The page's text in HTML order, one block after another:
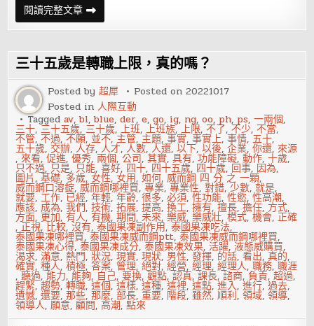
閱讀完整文章不
能
用
此
對
策
對
付
出
軌
男
人
三十五歲是轉職上限，真的嗎？
Posted by超犀 Posted on20221017
Posted in人際互動
Taggedav,bl,blue,der,e,go, ig, ng,oo, ph, ps,一兩個,
三十,三十五歲, 三十歲,上班,上班族,上限,不了,不少,不當,
不管,不過,不願,並不,主管,主題,事實,事實上,事情,五十,
五十歲, 交辦,人存,人才,人數,人還,以下,以後,企業,你還,來源
,來看,促進,優秀, 兩個,公司,其實,具有,功能障礙,動作,十歲,
只不過,只是, 只能,喜好, 四十, 四十五歲, 四十歲, 回事, 因為,
圖片,基礎, 多歲,女性,女用,如何,威而鋼 四 分 之 一顆,
威而鋼口溶錠,威而鋼哪裡買,專業,專業性,對錯,少數,就是,
就要,工作, 已經,年輕,年齡,很多,必須,性功能,性慾,性高潮,
應該, 成為,我們,技術,拓展,提高,換工,擁有,擅長,擔任, 方式,
方面, 更加,有人,有機,期間,未來,樂威,樂威壯,模式,機會,正確
,正視, 比較,沒有,泰國果凍副作用,泰國果凍吃法,
泰國果凍哪裡買,泰國果凍威而鋼ptt,泰國果凍威而鋼哪裡買,
泰國果凍心得,泰國果凍成分,泰國果凍效果,活躍,液態威購買,
渴求,滿意,熱門,狀況,現實,現狀, 男性,發揮, 的話,看出,真的,
確實,種人,積極,答案,管理,絕對,經營,經理,經理人,職務,職涯
,聽過,能力, 能夠, 自己,要換,觀點,認真,課長,諮商, 負責,超過,
趕緊,趨勢,轉職,這個,這樣,這種,這裡,這點,進入,進行,過去,
遺憾,還要,那些,那麼,部長,重要, 階段,雖然,順利,領域,領導,
領導人,願意,顧問,高潮,點來